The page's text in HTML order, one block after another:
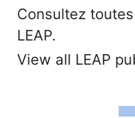
Consultez
LEAP.
View all LEAP